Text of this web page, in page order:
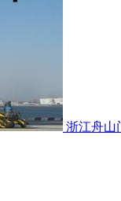
浙江舟山